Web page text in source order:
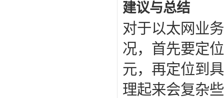
建议与总结
对于以太网业
况，首先要定
元，再定位到
理起来会复杂